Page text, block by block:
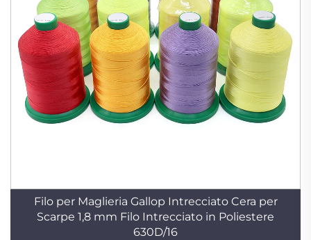
Filo per Maglieria Gallop Intrecciato Cera per
Scarpe 1,8 mm Filo Intrecciato in Poliestere
630D/16